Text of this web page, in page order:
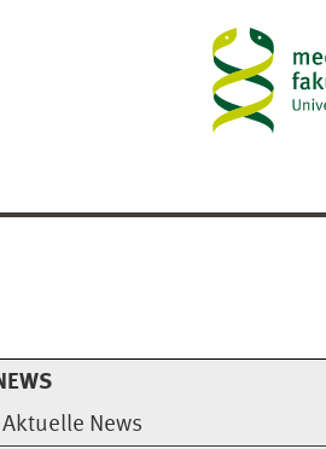
Aktuelle News